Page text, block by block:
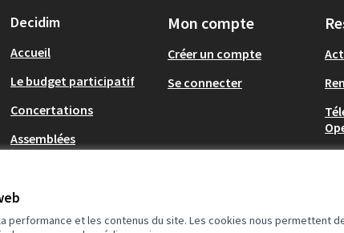
performance et les contenus du site. Les cookies nous permettent
Decidim
Accueil
Le budget participatif
Concertations
Assemblées
Mon compte
Créer un compte
Se connecter